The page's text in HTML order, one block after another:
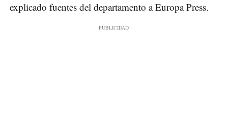
explicado fuentes del departamento a Europa Press.